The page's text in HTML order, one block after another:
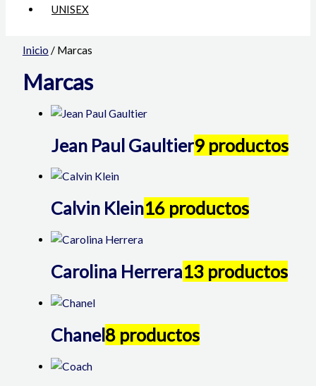
UNISEX
Inicio / Marcas
Marcas
Jean Paul Gaultier9 productos
Calvin Klein16 productos
Carolina Herrera13 productos
Chanel8 productos